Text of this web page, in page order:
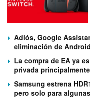
Adiós, Google
eliminación de
La compra de EA ya
privada
Samsung estrena
pero solo para